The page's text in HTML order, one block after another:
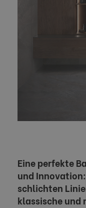
Eine perfekte
und
schlichten
klassische und